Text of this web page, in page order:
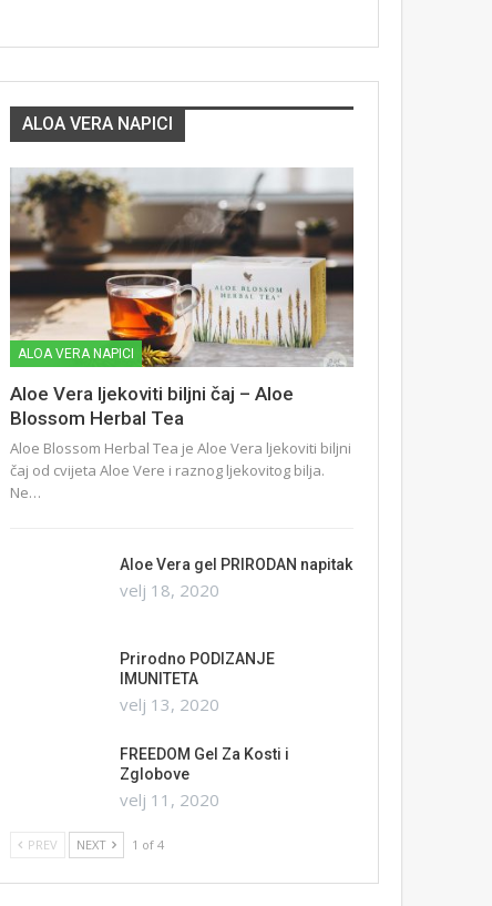
ALOA VERA NAPICI
ALOA VERA NAPICI
Aloe Vera ljekoviti biljni čaj – Aloe
Blossom Herbal Tea
Aloe Blossom Herbal Tea je Aloe Vera ljekoviti biljni
čaj od cvijeta Aloe Vere i raznog ljekovitog bilja.
Ne…
Aloe Vera gel PRIRODAN napitak
velj 18, 2020
Prirodno PODIZANJE
IMUNITETA
velj 13, 2020
FREEDOM Gel Za Kosti i
Zglobove
velj 11, 2020
PREV NEXT 1 of 4